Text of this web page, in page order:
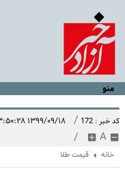
منو
کد خبر : 172 / ۱۳۹۹/۰۹/۱۸ ۱۳:۵۰:۲۸
A
/
خانه قیمت طلا